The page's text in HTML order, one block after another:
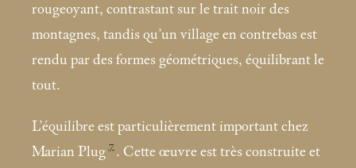
rougeoyant, contrastant sur le trait noir des
montagnes, tandis qu’un village en contrebas est
rendu par des formes géométriques, équilibrant le
tout.
L’équilibre est particulièrement important chez
Marian Plug 7 . Cette œuvre est très construite et